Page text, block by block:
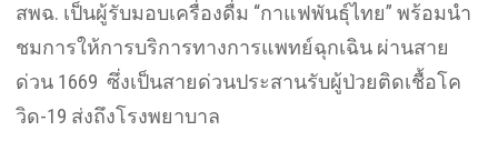
สพฉ. เป็นผู้รับมอบเครื่องดื่ม “กาแฟพันธุ์ไทย” พร้อมนำ
ชมการให้การบริการทางการแพทย์ฉุกเฉิน ผ่านสาย
ด่วน 1669 ซึ่งเป็นสายด่วนประสานรับผู้ป่วยติดเชื้อโค
วิด-19 ส่งถึงโรงพยาบาล